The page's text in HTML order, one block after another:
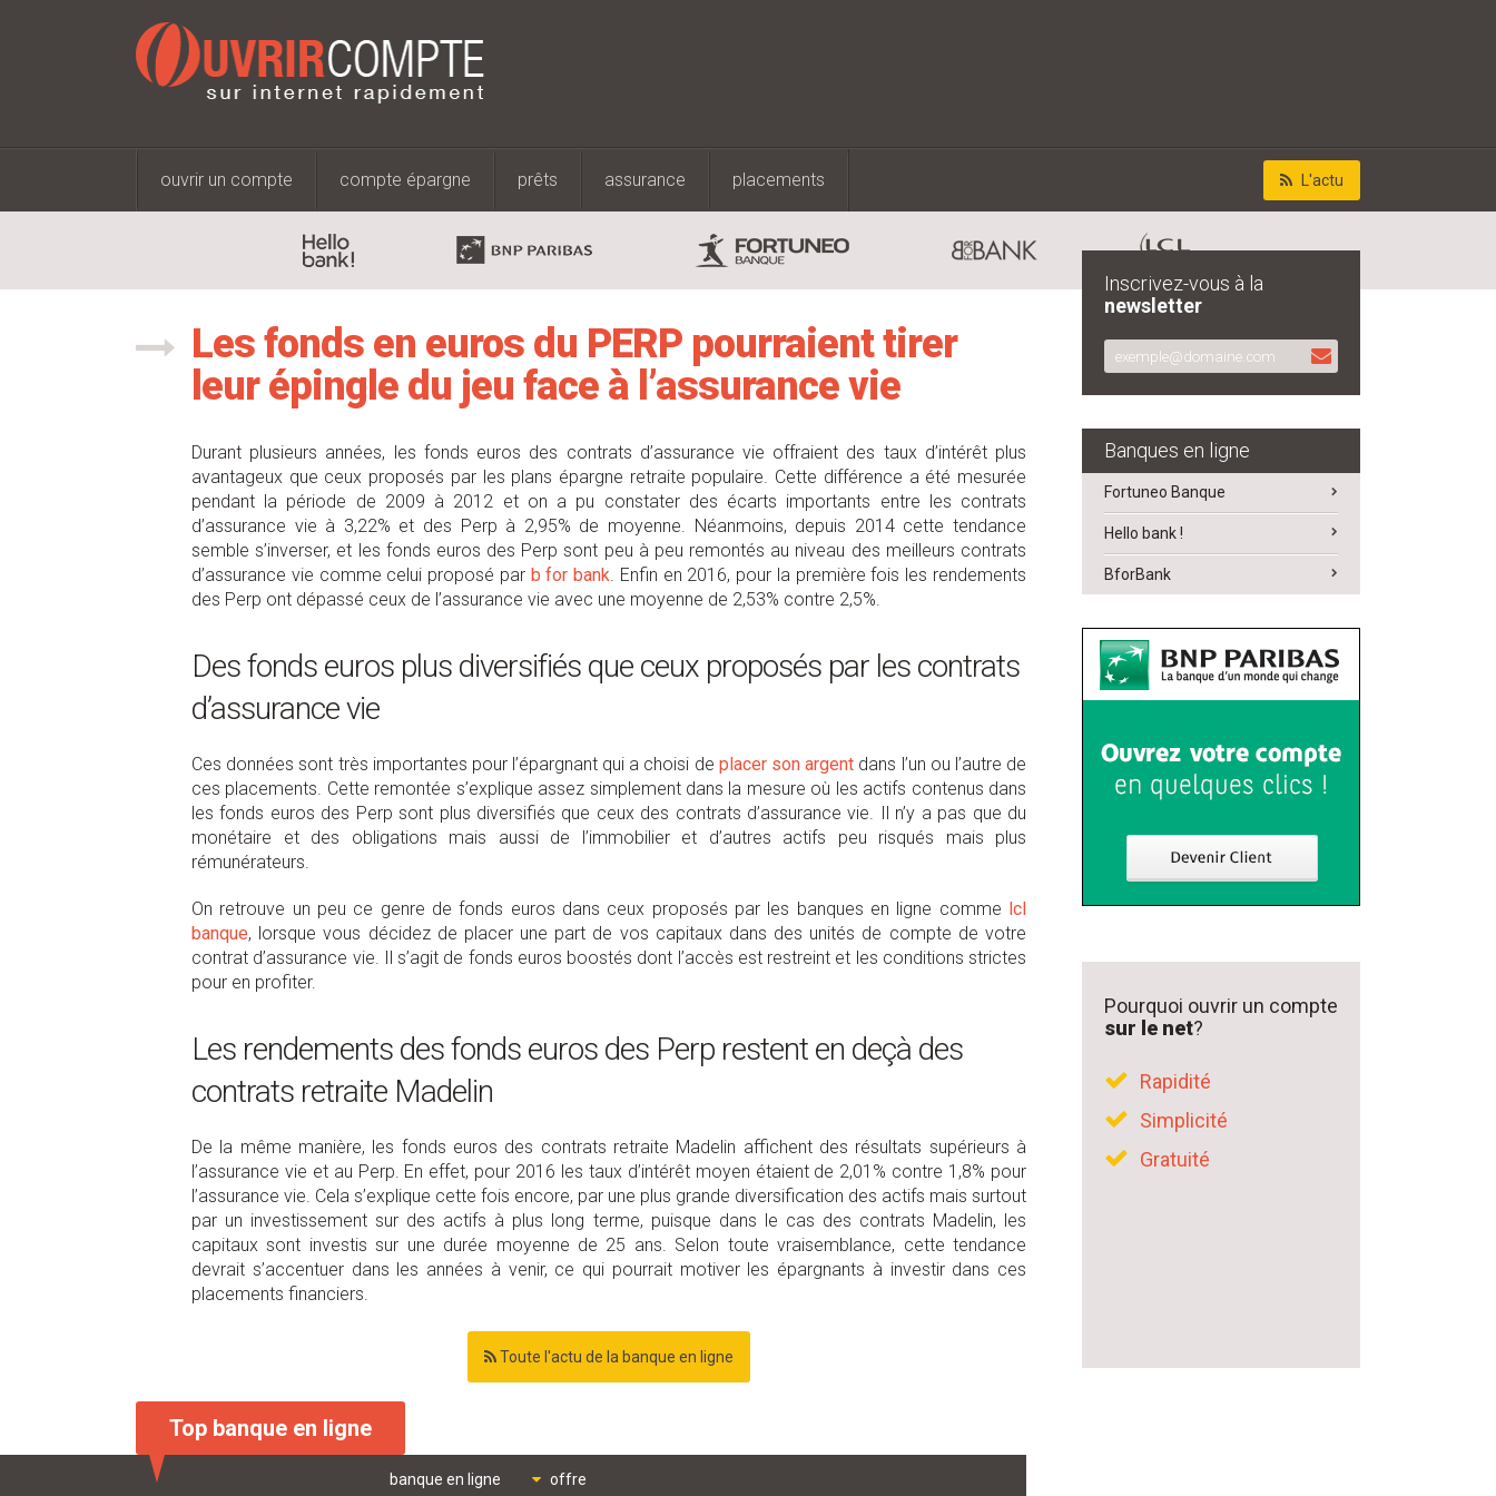
ouvrir un compte compte épargne prêts assurance placements L'actu
Les fonds en euros du PERP pourraient tirer
leur épingle du jeu face à l’assurance vie
Durant plusieurs années, les fonds euros des contrats d’assurance vie offraient des taux d’intérêt plus
avantageux que ceux proposés par les plans épargne retraite populaire. Cette différence a été mesurée
pendant la période de 2009 à 2012 et on a pu constater des écarts importants entre les contrats
d’assurance vie à 3,22% et des Perp à 2,95% de moyenne. Néanmoins, depuis 2014 cette tendance
semble s’inverser, et les fonds euros des Perp sont peu à peu remontés au niveau des meilleurs contrats
d’assurance vie comme celui proposé parb for bank. Enfin en 2016, pour la première fois les rendements
des Perp ont dépassé ceux de l’assurance vie avec une moyenne de 2,53% contre 2,5%.
Des fonds euros plus diversifiés que ceux proposés par les contrats
d’assurance vie
Ces données sont très importantes pour l’épargnant qui a choisi de placer son argent dans l’un ou l’autre de
ces placements. Cette remontée s’explique assez simplement dans la mesure où les actifs contenus dans
les fonds euros des Perp sont plus diversifiés que ceux des contrats d’assurance vie. Il n’y a pas que du
monétaire et des obligations mais aussi de l’immobilier et d’autres actifs peu risqués mais plus
rémunérateurs.
On retrouve un peu ce genre de fonds euros dans ceux proposés par les banques en ligne comme lcl
banque, lorsque vous décidez de placer une part de vos capitaux dans des unités de compte de votre
contrat d’assurance vie. Il s’agit de fonds euros boostés dont l’accès est restreint et les conditions strictes
pour en profiter.
Les rendements des fonds euros des Perp restent en deçà des
contrats retraite Madelin
De la même manière, les fonds euros des contrats retraite Madelin affichent des résultats supérieurs à
l’assurance vie et au Perp. En effet, pour 2016 les taux d’intérêt moyen étaient de 2,01% contre 1,8% pour
l’assurance vie. Cela s’explique cette fois encore, par une plus grande diversification des actifs mais surtout
par un investissement sur des actifs à plus long terme, puisque dans le cas des contrats Madelin, les
capitaux sont investis sur une durée moyenne de 25 ans. Selon toute vraisemblance, cette tendance
devrait s’accentuer dans les années à venir, ce qui pourrait motiver les épargnants à investir dans ces
placements financiers.
Toute l'actu de la banque en ligne
Top banque en ligne
banque en ligne offre
Inscrivez-vous à la
newsletter
Banques en ligne
Fortuneo Banque
Hello bank !
BforBank
Pourquoi ouvrir un compte
sur le net?
Rapidité
Simplicité
Gratuité